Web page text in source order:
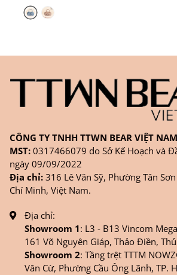
CÔNG TY TNHH TTWN BEAR VIỆT NAM
MST: 0317466079 do Sở Kế Hoạch và
ngày 09/09/2022
Địa chỉ: 316 Lê Văn Sỹ, Phường Tân
Chí Minh, Việt Nam.
Địa chỉ:
Showroom 1: L3 - B13 Vincom
161 Võ Nguyên Giáp, Thảo Điền,
Showroom 2: Tầng trệt TTTM
Văn Cừ, Phường Cầu Ông Lãnh, TP.